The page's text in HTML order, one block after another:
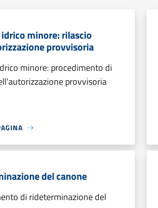
minore: rilascio
provvisoria
minore: procedimento di
provvisoria
del canone
di rideterminazione del